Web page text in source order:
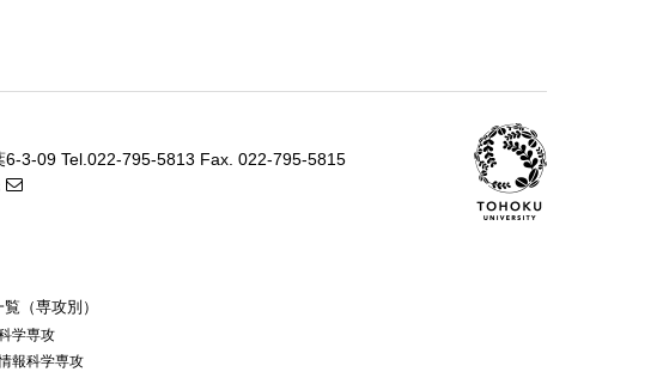
6-3-09 Tel.022-795-5813 Fax. 022-795-5815
（専攻別）
学専攻
報科学専攻